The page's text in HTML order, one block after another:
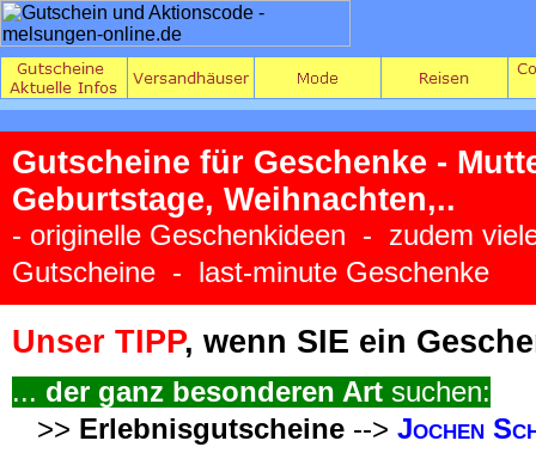
Gutscheine für Geschenke -
Geburtstage, Weihnachten,..
- originelle Geschenkideen - zudem
Gutscheine - last-minute Geschenke
Unser TIPP, wenn SIE ein
... der ganz besonderen Art suchen:
>> Erlebnisgutscheine --> Jochen